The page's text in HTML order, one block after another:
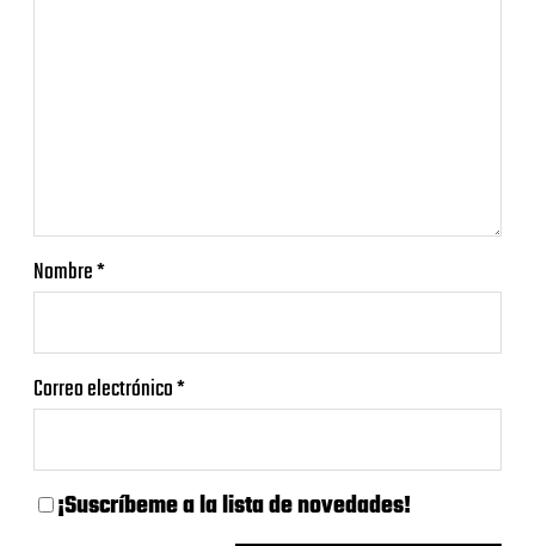
Nombre*
Correo electrónico*
¡Suscríbeme a la lista de novedades!